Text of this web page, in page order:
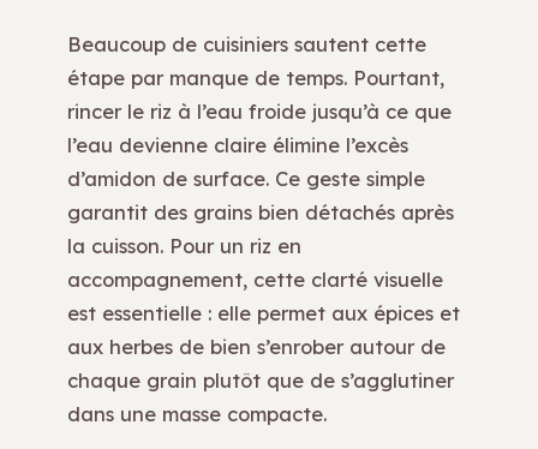
Beaucoup de cuisiniers sautent cette
étape par manque de temps. Pourtant,
rincer le riz à l’eau froide jusqu’à ce que
l’eau devienne claire élimine l’excès
d’amidon de surface. Ce geste simple
garantit des grains bien détachés après
la cuisson. Pour un riz en
accompagnement, cette clarté visuelle
est essentielle : elle permet aux épices et
aux herbes de bien s’enrober autour de
chaque grain plutôt que de s’agglutiner
dans une masse compacte.